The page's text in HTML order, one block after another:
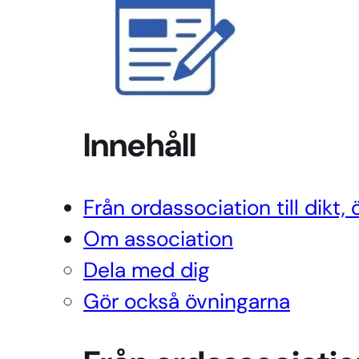
Innehåll
Från ordassociation till dikt,
Om association
Dela med dig
Gör också övningarna